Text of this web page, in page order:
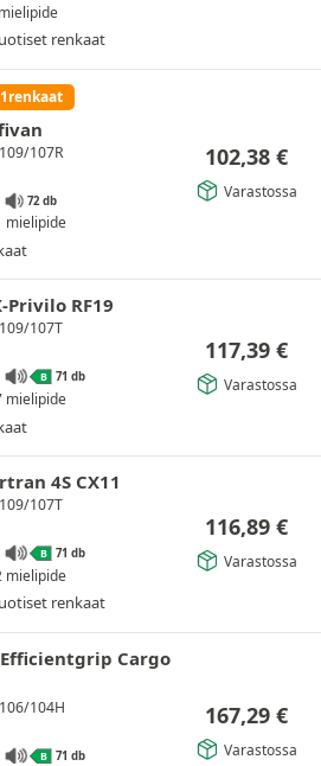
renkaat
107R
72 db
mielipide
102,38 €
Varastossa
Privilo RF19
107T
B 71 db
mielipide
117,39 €
Varastossa
4S CX11
107T
B 71 db
mielipide
renkaat
116,89 €
Varastossa
Cargo
104H
B 71 db
167,29 €
Varastossa